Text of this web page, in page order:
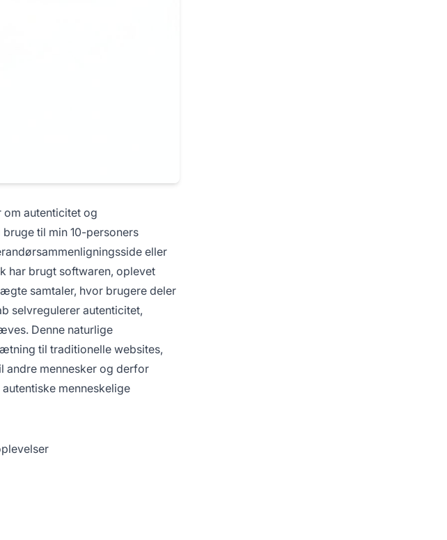
autenticitet og
til min 10-personers
eller
har brugt softwaren, oplevet
samtaler, hvor brugere deler
selvregulerer autenticitet,
Denne naturlige
til traditionelle websites,
andre mennesker og derfor
menneskelige